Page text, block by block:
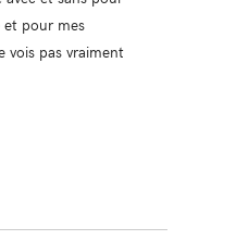
et pour mes
vois pas vraiment